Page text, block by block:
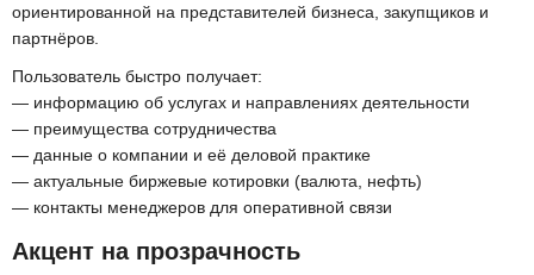
ориентированной на представителей бизнеса, закупщиков и
партнёров.
Пользователь быстро получает:
— информацию об услугах и направлениях деятельности
— преимущества сотрудничества
— данные о компании и её деловой практике
— актуальные биржевые котировки (валюта, нефть)
— контакты менеджеров для оперативной связи
Акцент на прозрачность